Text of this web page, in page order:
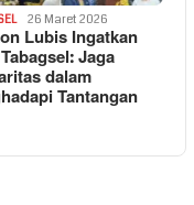
26 Maret 2026
Lubis Ingatkan
Jaga
dalam
Tantangan